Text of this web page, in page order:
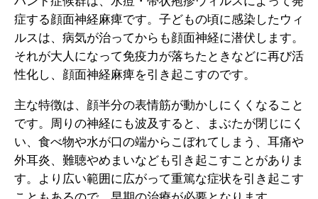
症する顔面神経麻痺です。子どもの頃に感染したウィ
ルスは、病気が治ってからも顔面神経に潜伏します。
それが大人になって免疫力が落ちたときなどに再び活
性化し、顔面神経麻痺を引き起こすのです。
主な特徴は、顔半分の表情筋が動かしにくくなること
です。周りの神経にも波及すると、まぶたが閉じにく
い、食べ物や水が口の端からこぼれてしまう、耳痛や
外耳炎、難聴やめまいなども引き起こすことがありま
す。より広い範囲に広がって重篤な症状を引き起こす